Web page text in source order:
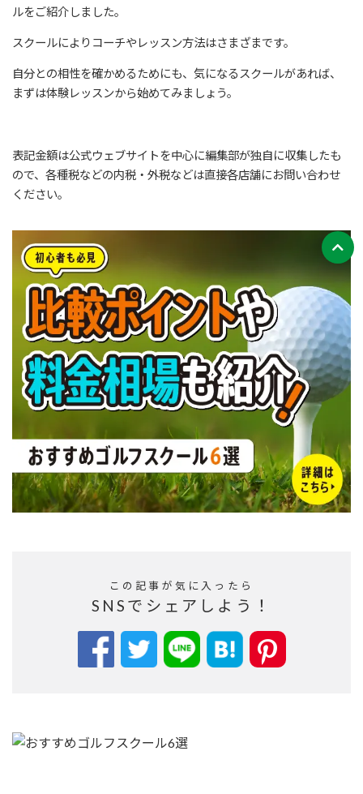
ルをご紹介しました。
スクールによりコーチやレッスン方法はさまざまです。
自分との相性を確かめるためにも、気になるスクールがあれば、
まずは体験レッスンから始めてみましょう。
表記金額は公式ウェブサイトを中心に編集部が独自に収集したも
ので、各種税などの内税・外税などは直接各店舗にお問い合わせ
ください。
この記事が気に入ったら
SNSでシェアしよう！